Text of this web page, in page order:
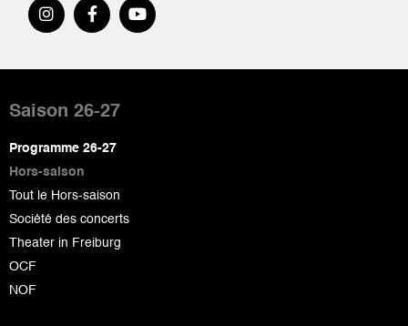
de
page
Saison 26-27
Programme 26-27
Hors-saison
Tout le Hors-saison
Société des concerts
Theater in Freiburg
OCF
NOF